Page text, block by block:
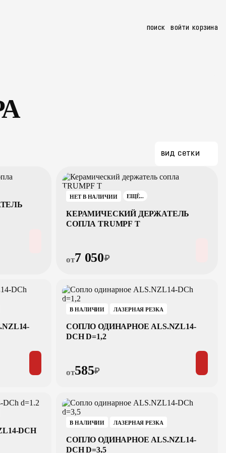
поиск войти корзина
вид сетки
НЕТ В НАЛИЧИИ ЕЩЁ...
КЕРАМИЧЕСКИЙ ДЕРЖАТЕЛЬ
СОПЛА TRUMPF T
от7 050₽
В НАЛИЧИИ ЛАЗЕРНАЯ РЕЗКА
СОПЛО ОДИНАРНОЕ ALS.NZL14-
DCH D=1,2
от585₽
DCH
В НАЛИЧИИ ЛАЗЕРНАЯ РЕЗКА
СОПЛО ОДИНАРНОЕ ALS.NZL14-
DCH D=3,5